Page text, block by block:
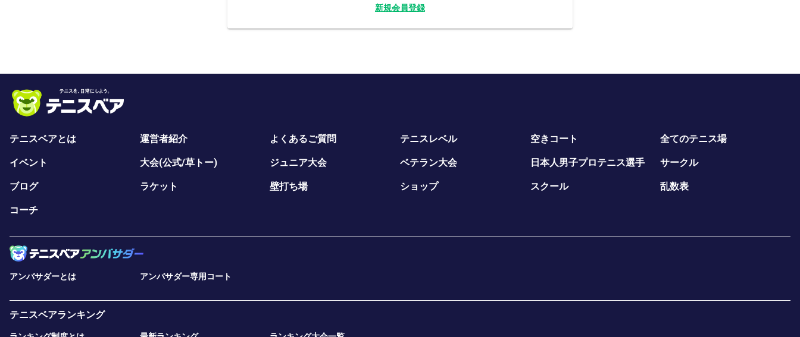
新規会員登録
テニスベアとは 運営者紹介 よくあるご質問 テニスレベル 空きコート 全てのテニス場
イベント 大会(公式/草トー) ジュニア大会 ベテラン大会 日本人男子プロテニス選手 サークル
ブログ ラケット 壁打ち場 ショップ スクール 乱数表
コーチ
アンバサダーとは アンバサダー専用コート
テニスベアランキング